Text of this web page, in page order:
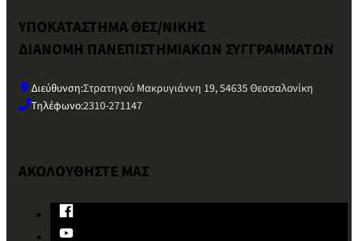
ΥΠΟΚΑΤΑΣΤΗΜΑ ΘΕΣ/ΝΙΚΗΣ
ΔΙΑΝΟΜΗ ΠΑΝΕΠΙΣΤΗΜΙΑΚΩΝ ΣΥΓΓΡΑΜΜΑΤΩΝ
Διεύθυνση:Στρατηγού Μακρυγιάννη 19, 54635 Θεσσαλονίκη
Τηλέφωνο:2310-271147
ΑΚΟΛΟΥΘΗΣΤΕ ΜΑΣ